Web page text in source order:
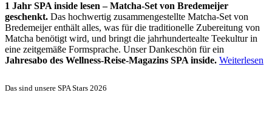
1 Jahr SPA inside lesen – Matcha-Set von Bredemeijer
geschenkt. Das hochwertig zusammengestellte Matcha-Set von
Bredemeijer enthält alles, was für die traditionelle Zubereitung von
Matcha benötigt wird, und bringt die jahrhundertealte Teekultur in
eine zeitgemäße Formsprache. Unser Dankeschön für ein
Jahresabo des Wellness-Reise-Magazins SPA inside. Weiterlesen
Das sind unsere SPA Stars 2026